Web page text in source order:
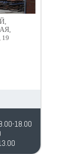
18.00